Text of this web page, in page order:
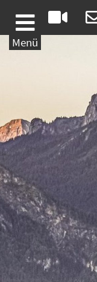
Weiter zum Inhalt
Menü